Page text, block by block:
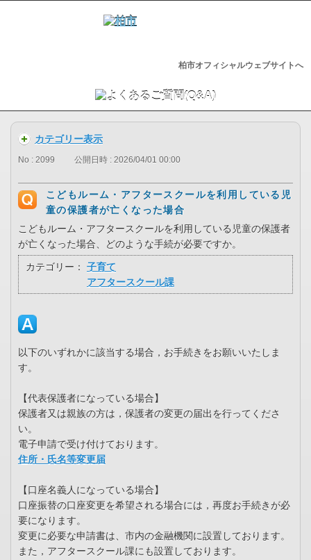
柏市オフィシャルウェブサイトへ
カテゴリー表示
No : 2099 公開日時 : 2026/04/01 00:00
こどもルーム・アフタースクールを利用している児
童の保護者が亡くなった場合
こどもルーム・アフタースクールを利用している児童の保護者
が亡くなった場合、どのような手続が必要ですか。
カテゴリー：
子育て
アフタースクール課
以下のいずれかに該当する場合，お手続きをお願いいたしま
す。
【代表保護者になっている場合】
保護者又は親族の方は，保護者の変更の届出を行ってくださ
い。
電子申請で受け付けております。
住所・氏名等変更届
【口座名義人になっている場合】
口座振替の口座変更を希望される場合には，再度お手続きが必
要になります。
変更に必要な申請書は、市内の金融機関に設置しております。
また，アフタースクール課にも設置しております。